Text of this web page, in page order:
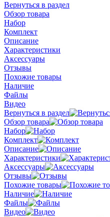
Вернуться в раздел
Обзор товара
Набор
Комплект
Описание
Характеристики
Аксессуары
Отзывы
Похожие товары
Наличие
Файлы
Видео
Вернуться в раздел
Обзор товара
Набор
Комплект
Описание
Характеристики
Аксессуары
Отзывы
Похожие товары
Наличие
Файлы
Видео